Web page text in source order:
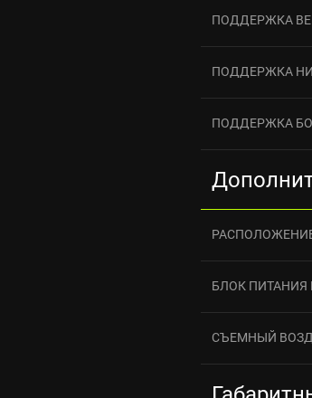
ПОДДЕРЖКА
ПОДДЕРЖКА
ПОДДЕРЖКА
БЛОК ПИТАНИЯ
СЪЕМНЫЙ